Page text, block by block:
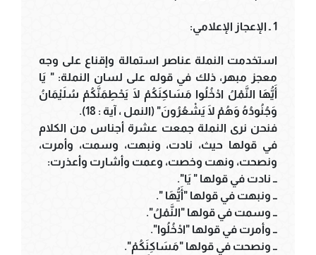
1 ـ الإعجاز الإعلامي:
استخدمت النملة عناصر استمالة وإقناع على وجه
معجز مبهر، ذلك في قوله على لسان النملة: " يَا
أَيُّهَا النَّمْلُ ادْخُلُوا مَسَاكِنَكُمْ لَا يَحْطِمَنَّكُمْ سُلَيْمَانُ
وَجُنُودُهُ وَهُمْ لَا يَشْعُرُونَ" (النمل ، آية : 18).
فنحن نرى النملة جمعت عشرة أجناس من الكلام
في قولها حيث، نادت، ونبهت، وسمت، وأمرت،
ونصحت، ونهت وخصت، وعمت وأشارت وأعذرت:
ــ نادت في قولها " يَا".
ــ ونبهت في قولها "أَيُّهَا ".
ــ وسمت في قولها "النَّمْلُ".
ــ وأمرت في قولها "ادْخُلُوا".
ــ ونصحت في قولها "مَسَاكِنَكُمْ".